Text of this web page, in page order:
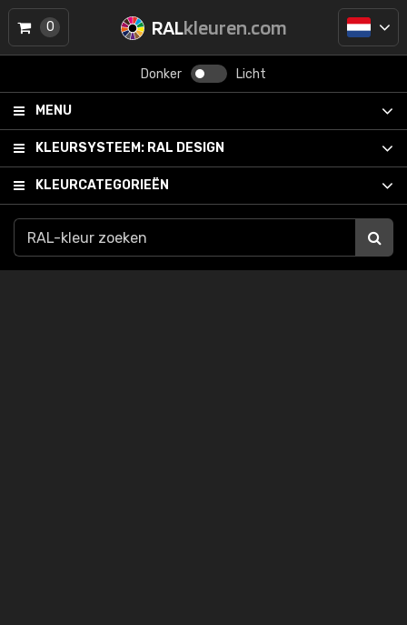
RALkleuren.com
Donker Licht
MENU
KLEURSYSTEEM: RAL DESIGN
KLEURCATEGORIEËN
0